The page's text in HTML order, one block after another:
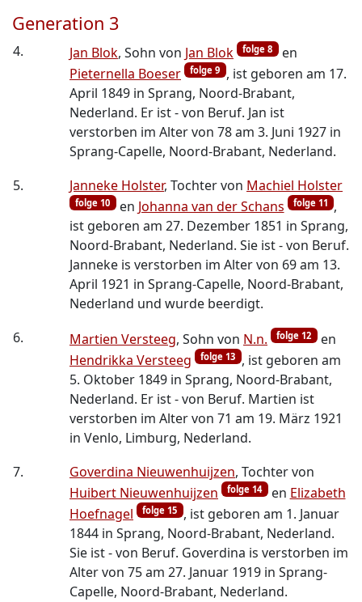
Generation 3
4. Jan Blok, Sohn von Jan Blok folge 8 en
Pieternella Boeser
folge 9 , ist geboren am 17.
April 1849 in Sprang, Noord-Brabant,
Nederland. Er ist - von Beruf. Jan ist
verstorben im Alter von 78 am 3. Juni 1927 in
Sprang-Capelle, Noord-Brabant, Nederland.
5.
Janneke Holster, Tochter von Machiel Holster
folge 10 en Johanna van der Schans folge 11 ,
ist geboren am 27. Dezember 1851 in Sprang,
Noord-Brabant, Nederland. Sie ist - von Beruf.
Janneke is verstorben im Alter von 69 am 13.
April 1921 in Sprang-Capelle, Noord-Brabant,
Nederland und wurde beerdigt.
6.
Martien Versteeg, Sohn von N.n. folge 12 en
Hendrikka Versteeg
folge 13 , ist geboren am
5. Oktober 1849 in Sprang, Noord-Brabant,
Nederland. Er ist - von Beruf. Martien ist
verstorben im Alter von 71 am 19. März 1921
in Venlo, Limburg, Nederland.
7.
Goverdina Nieuwenhuijzen, Tochter von
Huibert Nieuwenhuijzen
folge 14 en Elizabeth
Hoefnagel
folge 15 , ist geboren am 1. Januar
1844 in Sprang, Noord-Brabant, Nederland.
Sie ist - von Beruf. Goverdina is verstorben im
Alter von 75 am 27. Januar 1919 in Sprang-
Capelle, Noord-Brabant, Nederland.